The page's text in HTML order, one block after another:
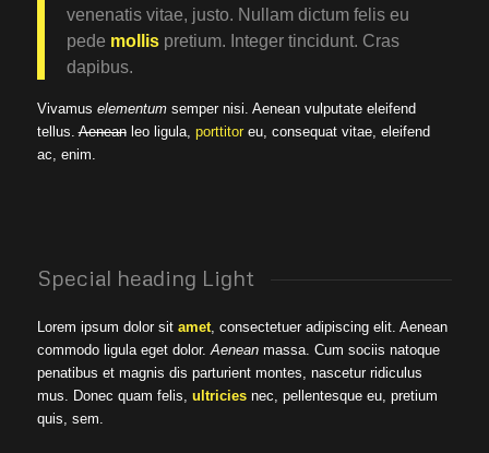
venenatis vitae, justo. Nullam dictum felis eu
pede mollispretium. Integer tincidunt. Cras
dapibus.
Vivamus elementumsemper nisi. Aenean vulputate eleifend
tellus.Aeneanleo ligula, porttitoreu, consequat vitae, eleifend
ac, enim.
Special heading Light
Lorem ipsum dolor sit amet, consectetuer adipiscing elit. Aenean
commodo ligula eget dolor.Aeneanmassa. Cum sociis natoque
penatibus et magnis dis parturient montes, nascetur ridiculus
mus. Donec quam felis, ultriciesnec, pellentesque eu, pretium
quis, sem.